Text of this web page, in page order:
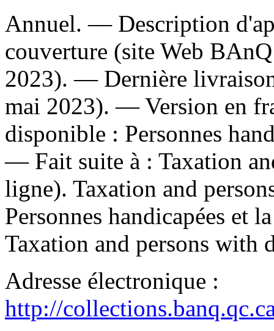
Annuel. — Description
couverture (site Web
2023). — Dernière
mai 2023). — Version en
disponible : Personnes
— Fait suite à : Taxation
ligne). Taxation and
Personnes handicapées et
Taxation and persons with
Adresse électronique :
http://